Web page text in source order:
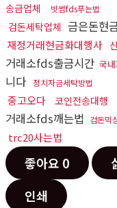
송금업체
빗썸fds푸는법
검돈세탁업체 금은돈현
재정거래현금화대행사
거래소fds출금시간 국
니다 정치자금세탁방법
중고오다 코인전송대행
거래소fds깨는법 검돈믹
trc20사는법
좋아요 0
인쇄